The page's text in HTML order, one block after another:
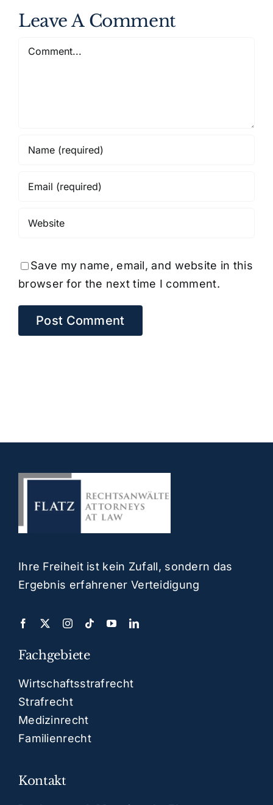
Leave A Comment
Comment
Save my name, email, and website in this
browser for the next time I comment.
Ihre Freiheit ist kein Zufall, sondern das
Ergebnis erfahrener Verteidigung
Fachgebiete
Wirtschaftsstrafrecht
Strafrecht
Medizinrecht
Familienrecht
Kontakt